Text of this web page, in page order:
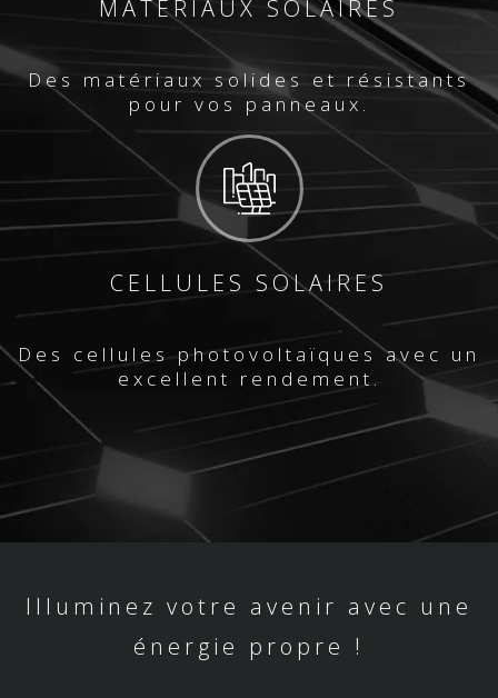
MATÉRIAUX SOLAIRES
Des matériaux solides et résistants
pour vos panneaux.
CELLULES SOLAIRES
Des cellules photovoltaïques avec un
excellent rendement.
Illuminez votre avenir avec une
énergie propre !